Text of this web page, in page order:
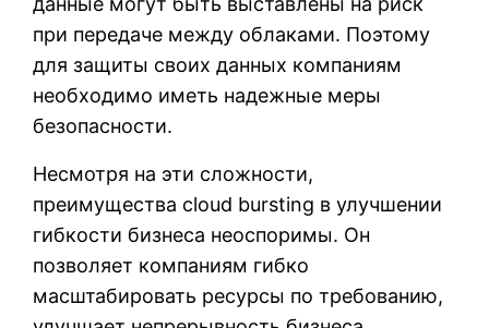
при передаче между облаками. Поэтому
для защиты своих данных компаниям
необходимо иметь надежные меры
безопасности.
Несмотря на эти сложности,
преимущества cloud bursting в улучшении
гибкости бизнеса неоспоримы. Он
позволяет компаниям гибко
масштабировать ресурсы по требованию,